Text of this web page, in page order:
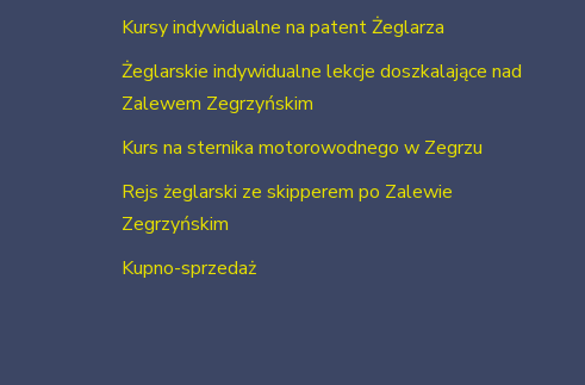
Kursy indywidualne na patent Żeglarza
Żeglarskie indywidualne lekcje doszkalające nad
Zalewem Zegrzyńskim
Kurs na sternika motorowodnego w Zegrzu
Rejs żeglarski ze skipperem po Zalewie
Zegrzyńskim
Kupno-sprzedaż